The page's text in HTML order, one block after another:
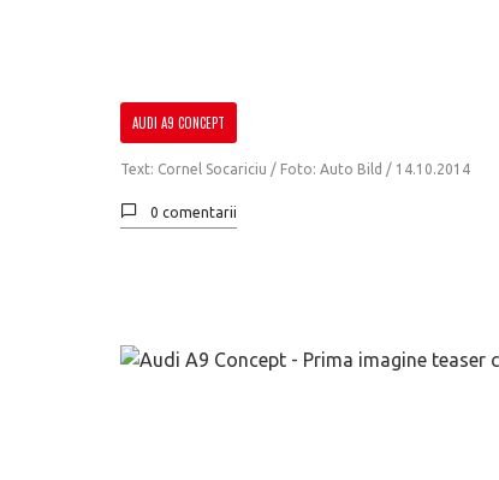
AUDI A9 CONCEPT
Text: Cornel Socariciu / Foto: Auto Bild / 14.10.2014
0 comentarii